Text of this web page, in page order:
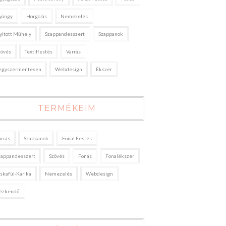
Horgolás Nemezelés
Műhely Szappandesszert Szappanok
Textilfestés Varrás
Webdesign Ékszer
TERMÉKEIM
Szappanok Fonal Festés
Szövés Fonás Fonalékszer
Karika Nemezelés Webdesign